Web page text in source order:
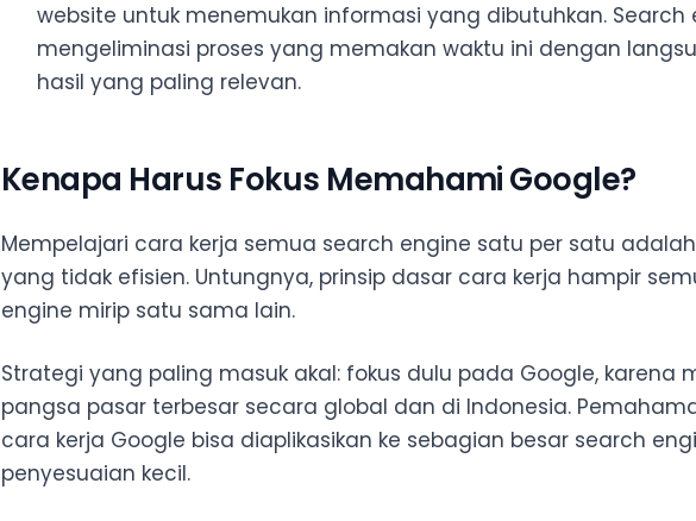
website untuk menemukan informasi yang dibutuhkan. Search
mengeliminasi proses yang memakan waktu ini dengan
hasil yang paling relevan.
Kenapa Harus Fokus Memahami Google?
Mempelajari cara kerja semua search engine satu per satu
yang tidak efisien. Untungnya, prinsip dasar cara kerja hampir
engine mirip satu sama lain.
Strategi yang paling masuk akal: fokus dulu pada Google, karena
pangsa pasar terbesar secara global dan di Indonesia.
cara kerja Google bisa diaplikasikan ke sebagian besar search
penyesuaian kecil.